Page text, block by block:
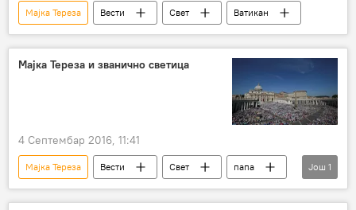
Мајка Тереза Вести Свет Ватикан
Мајка Тереза и званично светица
4 Септембар 2016, 11:41
Мајка Тереза Вести Свет
папа
светица
Још 1